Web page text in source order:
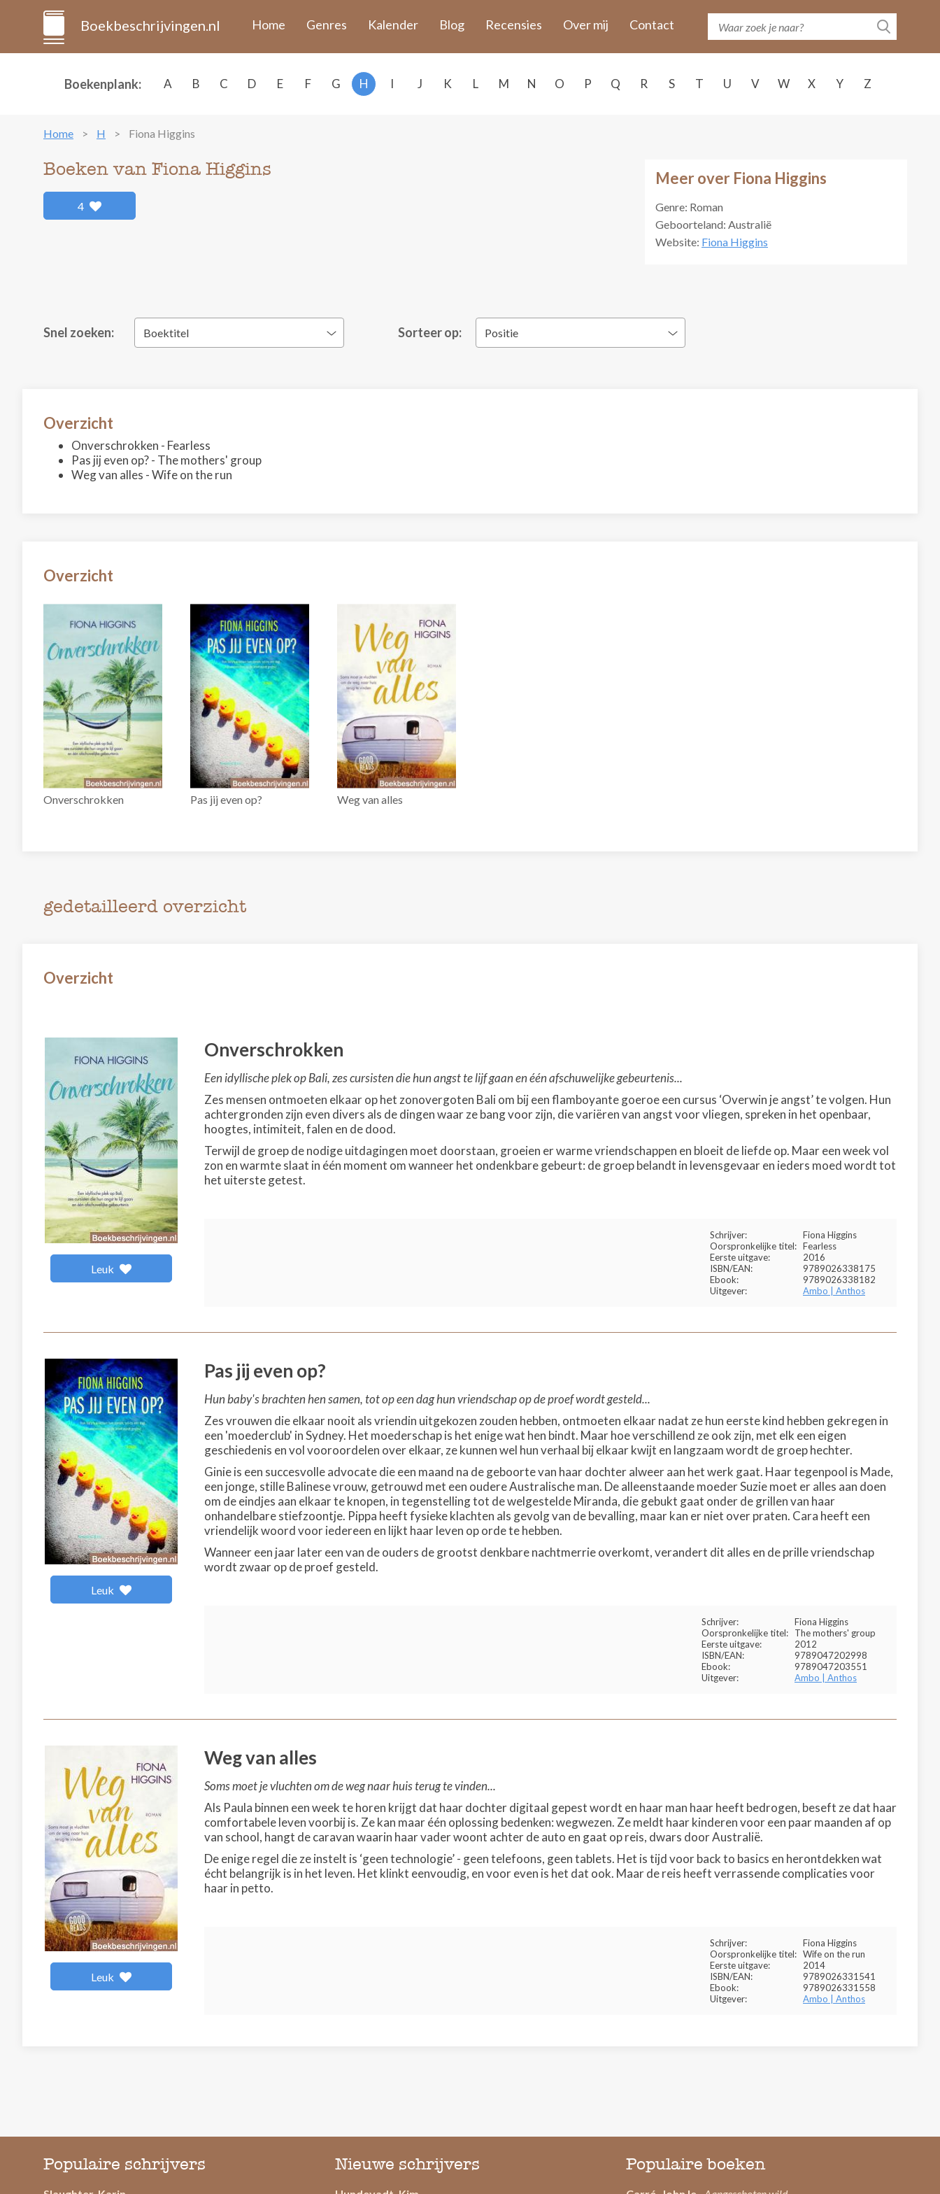
Boekbeschrijvingen.nl Home Genres Kalender Blog Recensies Over mij Contact
Boekenplank: A B C D E F G H I J K L M N O P Q R S T U V W X Y Z
Home H Fiona Higgins
Meer over Fiona Higgins
Genre: Roman
Geboorteland: Australië
Website: Fiona Higgins
Boeken van Fiona Higgins
4
Snel zoeken: Boektitel Sorteer op: Positie
Overzicht
Onverschrokken - Fearless
Pas jij even op? - The mothers' group
Weg van alles - Wife on the run
Overzicht
Onverschrokken Pas jij even op? Weg van alles
gedetailleerd overzicht
Overzicht
Leuk
Onverschrokken
Een idyllische plek op Bali, zes cursisten die hun angst te lijf gaan en één afschuwelijke gebeurtenis...
Zes mensen ontmoeten elkaar op het zonovergoten Bali om bij een flamboyante goeroe een cursus ‘Overwin je angst’ te volgen. Hun
achtergronden zijn even divers als de dingen waar ze bang voor zijn, die variëren van angst voor vliegen, spreken in het openbaar,
hoogtes, intimiteit, falen en de dood.
Terwijl de groep de nodige uitdagingen moet doorstaan, groeien er warme vriendschappen en bloeit de liefde op. Maar een week vol
zon en warmte slaat in één moment om wanneer het ondenkbare gebeurt: de groep belandt in levensgevaar en ieders moed wordt tot
het uiterste getest.
Schrijver:
Fiona Higgins
Oorspronkelijke titel: Fearless
Eerste uitgave:
2016
ISBN/EAN:
9789026338175
Ebook:
9789026338182
Uitgever:
Ambo | Anthos
Leuk
Pas jij even op?
Hun baby's brachten hen samen, tot op een dag hun vriendschap op de proef wordt gesteld...
Zes vrouwen die elkaar nooit als vriendin uitgekozen zouden hebben, ontmoeten elkaar nadat ze hun eerste kind hebben gekregen in
een 'moederclub' in Sydney. Het moederschap is het enige wat hen bindt. Maar hoe verschillend ze ook zijn, met elk een eigen
geschiedenis en vol vooroordelen over elkaar, ze kunnen wel hun verhaal bij elkaar kwijt en langzaam wordt de groep hechter.
Ginie is een succesvolle advocate die een maand na de geboorte van haar dochter alweer aan het werk gaat. Haar tegenpool is Made,
een jonge, stille Balinese vrouw, getrouwd met een oudere Australische man. De alleenstaande moeder Suzie moet er alles aan doen
om de eindjes aan elkaar te knopen, in tegenstelling tot de welgestelde Miranda, die gebukt gaat onder de grillen van haar
onhandelbare stiefzoontje. Pippa heeft fysieke klachten als gevolg van de bevalling, maar kan er niet over praten. Cara heeft een
vriendelijk woord voor iedereen en lijkt haar leven op orde te hebben.
Wanneer een jaar later een van de ouders de grootst denkbare nachtmerrie overkomt, verandert dit alles en de prille vriendschap
wordt zwaar op de proef gesteld.
Schrijver:
Fiona Higgins
Oorspronkelijke titel:
The mothers' group
Eerste uitgave:
2012
ISBN/EAN:
9789047202998
Ebook:
9789047203551
Uitgever:
Ambo | Anthos
Leuk
Weg van alles
Soms moet je vluchten om de weg naar huis terug te vinden...
Als Paula binnen een week te horen krijgt dat haar dochter digitaal gepest wordt en haar man haar heeft bedrogen, beseft ze dat haar
comfortabele leven voorbij is. Ze kan maar één oplossing bedenken: wegwezen. Ze meldt haar kinderen voor een paar maanden af op
van school, hangt de caravan waarin haar vader woont achter de auto en gaat op reis, dwars door Australië.
De enige regel die ze instelt is ‘geen technologie’ - geen telefoons, geen tablets. Het is tijd voor back to basics en herontdekken wat
écht belangrijk is in het leven. Het klinkt eenvoudig, en voor even is het dat ook. Maar de reis heeft verrassende complicaties voor
haar in petto.
Schrijver:
Fiona Higgins
Oorspronkelijke titel: Wife on the run
Eerste uitgave:
2014
ISBN/EAN:
9789026331541
Ebook:
9789026331558
Uitgever:
Ambo | Anthos
Populaire schrijvers Nieuwe schrijvers Populaire boeken